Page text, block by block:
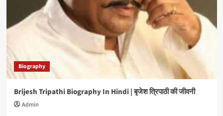
Biography
Brijesh Tripathi Biography In Hindi | बृजेश त्रिपाठी की जीवनी
Admin